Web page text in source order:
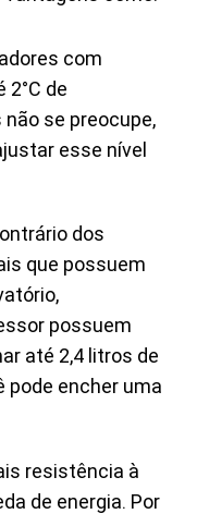
com
de
se preocupe,
esse nível
dos
que possuem
possuem
até 2,4 litros de
pode encher uma
resistência à
de energia. Por